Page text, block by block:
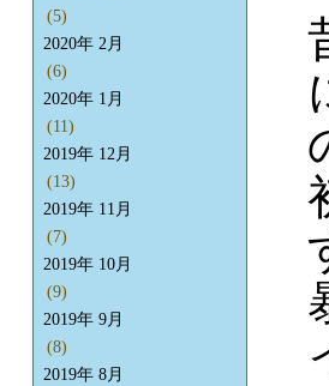
(5)
2020年 2月
(6)
2020年 1月
(11)
2019年 12月
(13)
2019年 11月
(7)
2019年 10月
(9)
2019年 9月
(8)
2019年 8月